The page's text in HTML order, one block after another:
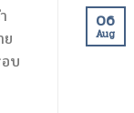
บ
06
Aug